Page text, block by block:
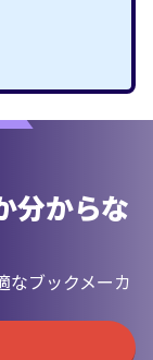
分からな
なブックメーカ